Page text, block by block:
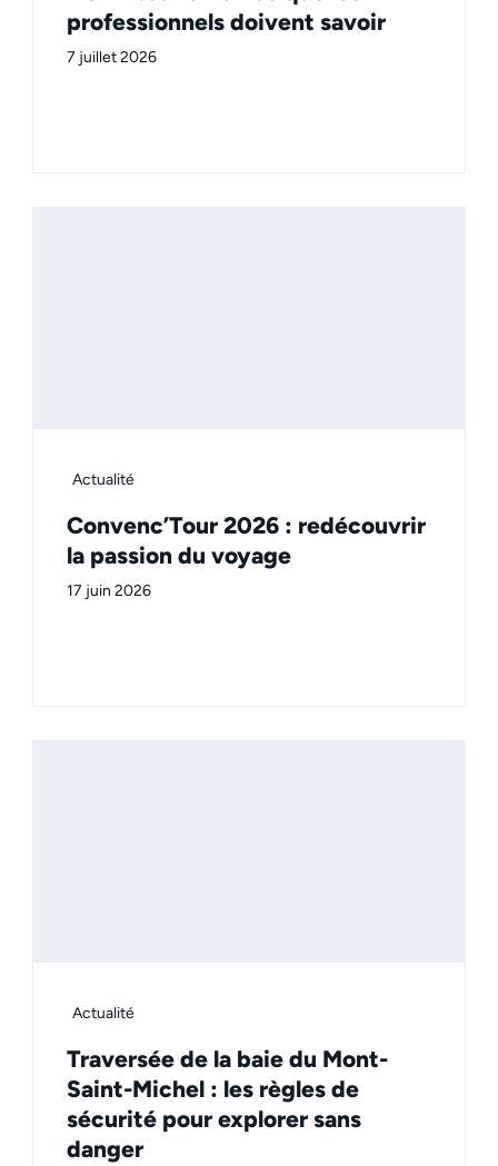
professionnels doivent savoir
7 juillet 2026
Actualité
Convenc’Tour 2026 : redécouvrir
la passion du voyage
17 juin 2026
Actualité
Traversée de la baie du Mont-
Saint-Michel : les règles de
sécurité pour explorer sans
danger